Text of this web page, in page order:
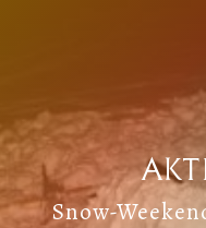
Snow-